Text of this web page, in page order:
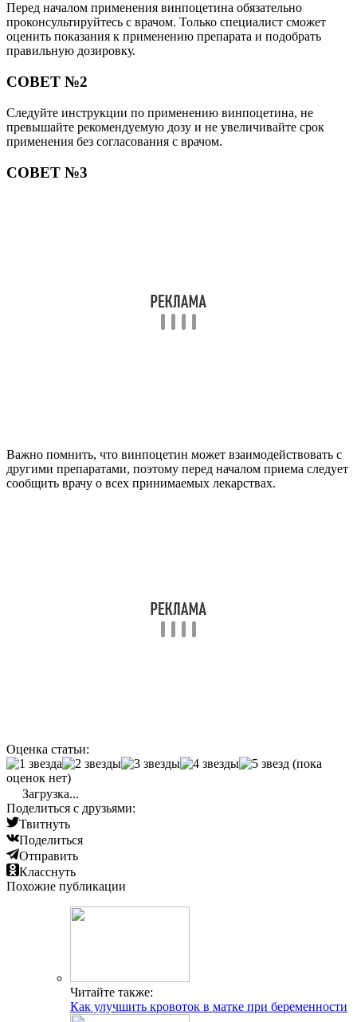
Перед началом применения винпоцетина обязательно
проконсультируйтесь с врачом. Только специалист сможет
оценить показания к применению препарата и подобрать
правильную дозировку.
СОВЕТ №2
Следуйте инструкции по применению винпоцетина, не
превышайте рекомендуемую дозу и не увеличивайте срок
применения без согласования с врачом.
СОВЕТ №3
Важно помнить, что винпоцетин может взаимодействовать с
другими препаратами, поэтому перед началом приема следует
сообщить врачу о всех принимаемых лекарствах.
Оценка статьи:
(пока
оценок нет)
Загрузка...
Поделиться с друзьями:
Твитнуть
Поделиться
Отправить
Класснуть
Похожие публикации
Читайте также:
Как улучшить кровоток в матке при беременности